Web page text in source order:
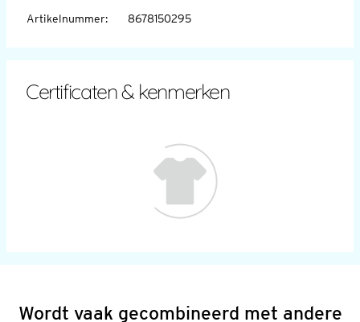
Artikelnummer: 8678150295
Certificaten & kenmerken
Wordt vaak gecombineerd met andere